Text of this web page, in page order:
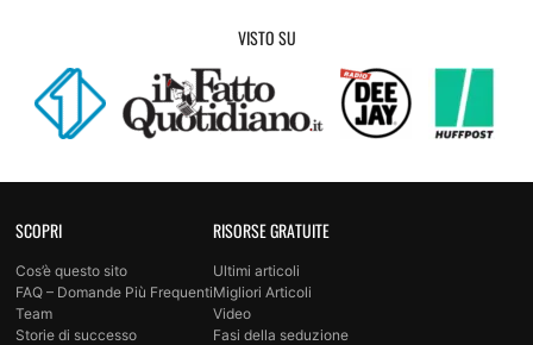
VISTO SU
SCOPRI
Cos’è questo sito
FAQ – Domande Più Frequenti
Team
Storie di successo
RISORSE GRATUITE
Ultimi articoli
Migliori Articoli
Video
Fasi della seduzione